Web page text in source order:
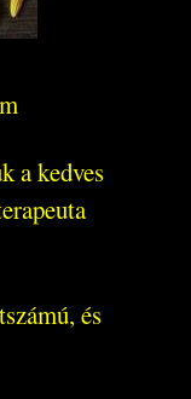
a kedves
és